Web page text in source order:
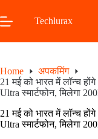
to
content
Techlurax
Home
अपकमिंग
21 मई को भारत में लॉन्च
Ultra स्मार्टफोन, मिलेगा
21 मई को भारत में लॉन्च
Ultra स्मार्टफोन, मिलेगा